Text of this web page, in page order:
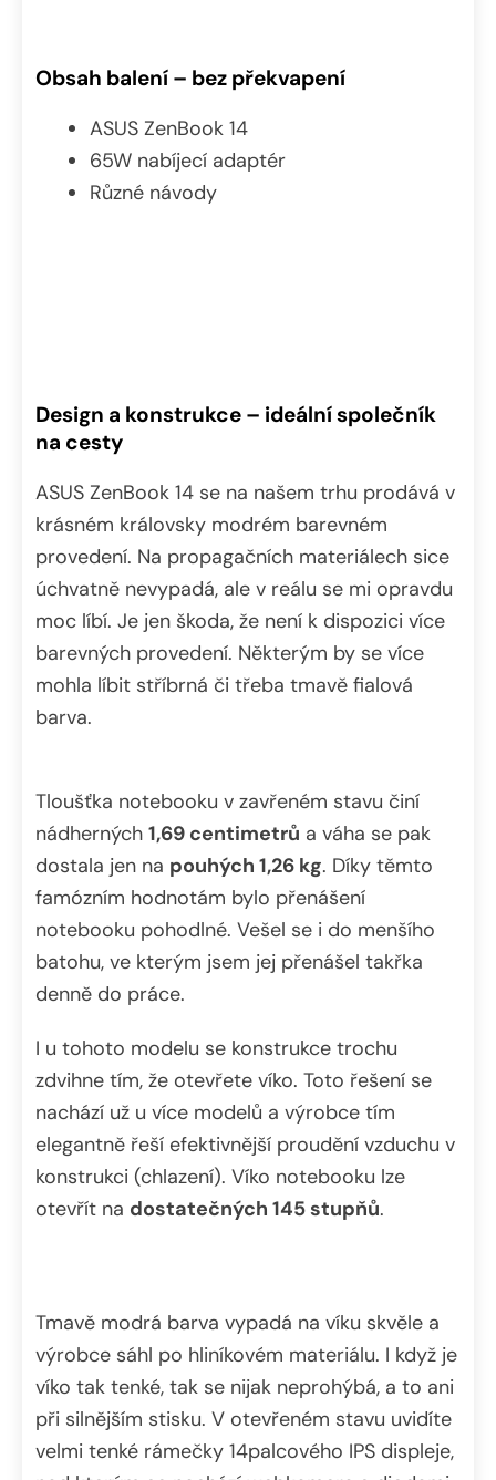
Obsah balení – bez překvapení
ASUS ZenBook 14
65W nabíjecí adaptér
Různé návody
Design a konstrukce – ideální společník
na cesty
ASUS ZenBook 14 se na našem trhu prodává v
krásném královsky modrém barevném
provedení. Na propagačních materiálech sice
úchvatně nevypadá, ale v reálu se mi opravdu
moc líbí. Je jen škoda, že není k dispozici více
barevných provedení. Některým by se více
mohla líbit stříbrná či třeba tmavě fialová
barva.
Tloušťka notebooku v zavřeném stavu činí
nádherných 1,69 centimetrů a váha se pak
dostala jen na pouhých 1,26 kg. Díky těmto
famózním hodnotám bylo přenášení
notebooku pohodlné. Vešel se i do menšího
batohu, ve kterým jsem jej přenášel takřka
denně do práce.
I u tohoto modelu se konstrukce trochu
zdvihne tím, že otevřete víko. Toto řešení se
nachází už u více modelů a výrobce tím
elegantně řeší efektivnější proudění vzduchu v
konstrukci (chlazení). Víko notebooku lze
otevřít na dostatečných 145 stupňů.
Tmavě modrá barva vypadá na víku skvěle a
výrobce sáhl po hliníkovém materiálu. I když je
víko tak tenké, tak se nijak neprohýbá, a to ani
při silnějším stisku. V otevřeném stavu uvidíte
velmi tenké rámečky 14palcového IPS displeje,